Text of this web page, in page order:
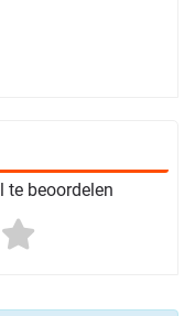
te beoordelen